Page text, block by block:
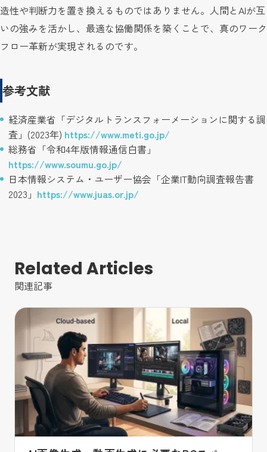
造性や判断力を置き換えるものではありません。人間とAIが互
いの強みを活かし、最適な協働関係を築くことで、真のワーク
フロー革新が実現されるのです。
参考文献
経済産業省「デジタルトランスフォーメーションに関する調
査」(2023年) https://www.meti.go.jp/
総務省「令和4年版情報通信白書」
https://www.soumu.go.jp/
日本情報システム・ユーザー協会「企業IT動向調査報告書
2023」 https://www.juas.or.jp/
Related Articles
関連記事